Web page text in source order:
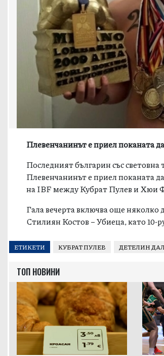
Плевенчанинът е приел поканата
Последният българин със
Плевенчанинът е приел поканата
на IBF между Кубрат Пулев и Хюи
Гала вечерта включва още няколко
Стилиян Костов – Убиеца, като 10-
ЕТИКЕТИ КУБРАТ ПУЛЕВ ДЕТЕЛИН
ТОП НОВИНИ